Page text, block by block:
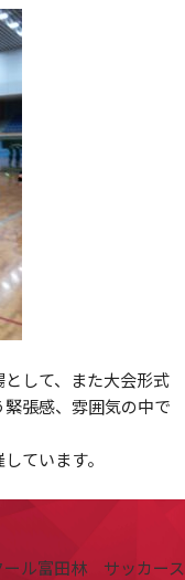
して、また大会形式
張感、雰囲気の中で
ています。
ル富田林 サッカース